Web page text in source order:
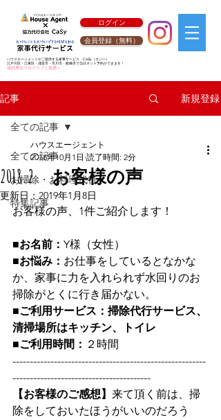
ログイン
会員登録（無料）
ハウスエージェントがご提供する家事サービス CaSy （カジー）
江戸川区・江東区・浦安市・市川市・船橋市で当日ネット予約ができます！
福利厚生リロクラブと提携！
記事 新規登録
全ての記事
お掃除・お料理代行
特集記事
全ての記事
2018.2 お客様の声
ハウスエージェント
2018年10月1日 読了時間: 2分
更新日： 2019年1月8日
お客様の声、1件ご紹介します！
■お名前： Y様（女性）
■お悩み： お仕事をしているとなかな
か、家事に力を入れられず水回りのお
掃除がとくに行き届かない。
■ご利用サービス：掃除代行サービス、
清掃場所はキッチン、トイレ
■ご利用時間： ２時間
--------------------------------------------------------
----------------------------------------
【お客様のご感想】 来て頂く前は、掃
除をしておいたほうがいいのだろう